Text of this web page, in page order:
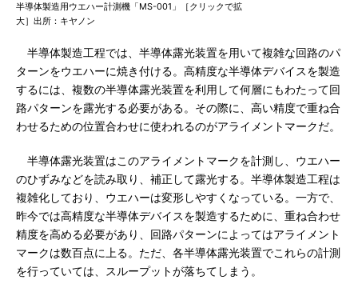
半導体製造用ウエハー計測機「MS-001」［クリックで拡
大］出所：キヤノン
半導体製造工程では、半導体露光装置を用いて複雑な回路のパ
ターンをウエハーに焼き付ける。高精度な半導体デバイスを製造
するには、複数の半導体露光装置を利用して何層にもわたって回
路パターンを露光する必要がある。その際に、高い精度で重ね合
わせるための位置合わせに使われるのがアライメントマークだ。
半導体露光装置はこのアライメントマークを計測し、ウエハー
のひずみなどを読み取り、補正して露光する。半導体製造工程は
複雑化しており、ウエハーは変形しやすくなっている。一方で、
昨今では高精度な半導体デバイスを製造するために、重ね合わせ
精度を高める必要があり、回路パターンによってはアライメント
マークは数百点に上る。ただ、各半導体露光装置でこれらの計測
を行っていては、スループットが落ちてしまう。